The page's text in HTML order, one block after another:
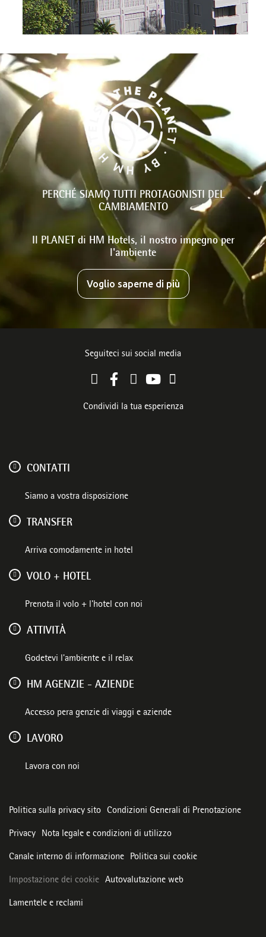
PERCHÉ SIAMO TUTTI PROTAGONISTI DEL
CAMBIAMENTO
Il PLANET di HM Hotels, il nostro impegno per
l'ambiente
Voglio saperne di più
Seguiteci sui social media
Condividi la tua esperienza
CONTATTI
Siamo a vostra disposizione
TRANSFER
Arriva comodamente in hotel
VOLO + HOTEL
Prenota il volo + l'hotel con noi
ATTIVITÀ
Godetevi l'ambiente e il relax
HM AGENZIE - AZIENDE
Accesso pera genzie di viaggi e aziende
LAVORO
Lavora con noi
Politica sulla privacy sito Condizioni Generali di Prenotazione
Privacy Nota legale e condizioni di utilizzo
Canale interno di informazione Politica sui cookie
Impostazione dei cookie Autovalutazione web
Lamentele e reclami